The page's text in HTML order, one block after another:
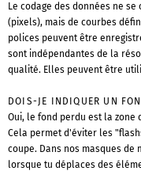
Le codage des données ne
(pixels), mais de courbes
polices peuvent être
sont indépendantes de la
qualité. Elles peuvent être
DOIS-JE INDIQUER UN
Oui, le fond perdu est la
Cela permet d'éviter les
coupe. Dans nos masques de
lorsque tu déplaces des